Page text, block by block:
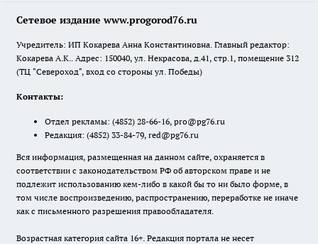
Сетевое издание www.progorod76.ru
Учредитель: ИП Кокарева Анна Константиновна. Главный редактор:
Кокарева А.К.. Адрес: 150040, ул. Некрасова, д.41, стр.1, помещение 312
(ТЦ "Североход", вход со стороны ул. Победы)
Контакты:
Отдел рекламы: (4852) 28-66-16, pro@pg76.ru
Редакция: (4852) 33-84-79, red@pg76.ru
Вся информация, размещенная на данном сайте, охраняется в
соответствии с законодательством РФ об авторском праве и не
подлежит использованию кем-либо в какой бы то ни было форме, в
том числе воспроизведению, распространению, переработке не иначе
как с письменного разрешения правообладателя.
Возрастная категория сайта 16+. Редакция портала не несет